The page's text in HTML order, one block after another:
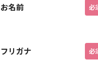
お名前 必
フリガナ 必